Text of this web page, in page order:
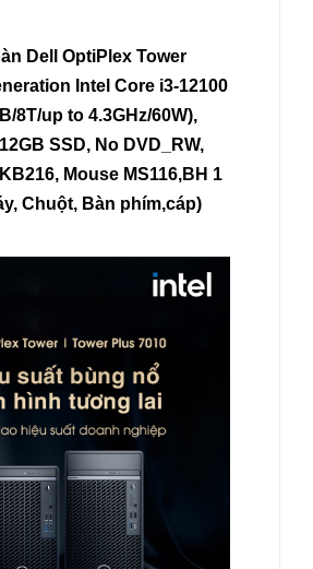
Dell OptiPlex Tower
Intel Core i3-12100
8T/up to 4.3GHz/60W),
SSD, No DVD_RW,
Mouse MS116,BH 1
Chuột, Bàn phím,cáp)